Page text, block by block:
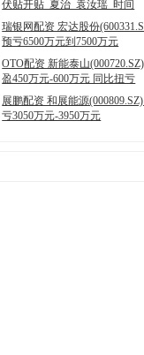
伏贴开贴_夏治_袁汝瑶_时间
瑞银网配资 宏达股份
预亏6500万元到7500万元
OTO配资 新能泰山
盈450万元-600万元 同比扭亏
展鹏配资 和展能源
亏3050万元-3950万元